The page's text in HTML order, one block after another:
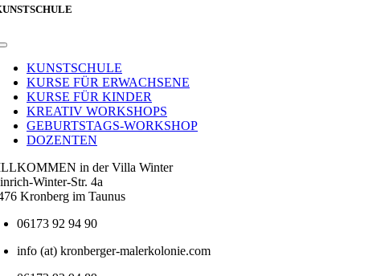
Toggle
NavigationKUNSTSCHULE
KURSE FÜR ERWACHSENE
KURSE FÜR KINDER
KREATIV WORKSHOPS
GEBURTSTAGS-WORKSHOP
DOZENTEN
in der Villa Winter
Winter-Str. 4a
Kronberg im Taunus
06173 92 94 90
info (at) kronberger-malerkolonie.com